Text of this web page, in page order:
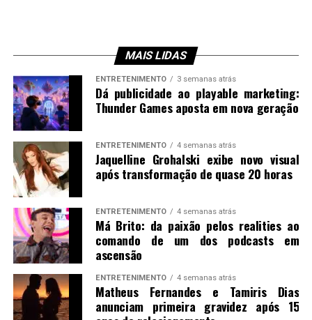
MAIS LIDAS
ENTRETENIMENTO 3 semanas atrás
Dá publicidade ao playable marketing:
Thunder Games aposta em nova geração
ENTRETENIMENTO 4 semanas atrás
Jaquelline Grohalski exibe novo visual
após transformação de quase 20 horas
ENTRETENIMENTO 4 semanas atrás
Má Brito: da paixão pelos realities ao
comando de um dos podcasts em
ascensão
ENTRETENIMENTO 4 semanas atrás
Matheus Fernandes e Tamiris Dias
anunciam primeira gravidez após 15